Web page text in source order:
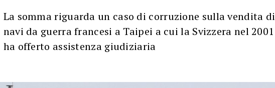
La somma riguarda un caso di corruzione sulla vendita di
navi da guerra francesi a Taipei a cui la Svizzera nel 2001
ha offerto assistenza giudiziaria